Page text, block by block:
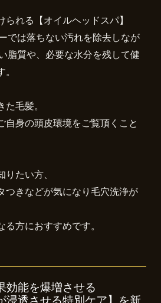
られる【オイルヘッドスパ】
では落ちない汚れを除去しなが
脂質や、必要な水分を残して健
。
た毛髪。
自身の頭皮環境をご覧頂くこと
りたい方、
つきなどが気になり毛穴洗浄が
方におすすめです。
効能を爆増させる